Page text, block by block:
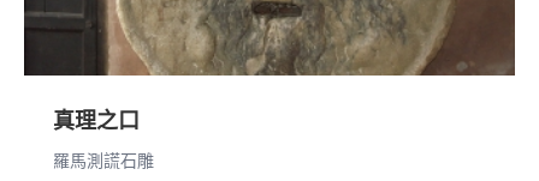
真理之口
羅馬測謊石雕